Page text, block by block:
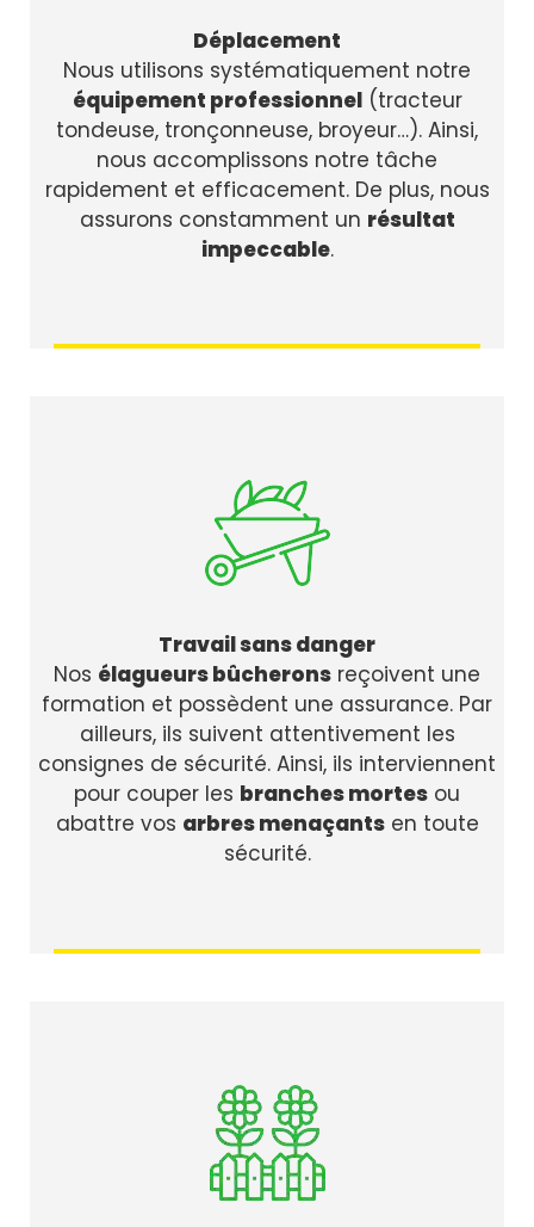
Déplacement
Nous utilisons systématiquement notre
équipement professionnel(tracteur
tondeuse, tronçonneuse, broyeur…). Ainsi,
nous accomplissons notre tâche
rapidement et efficacement. De plus, nous
assurons constamment un résultat
impeccable.
Travail sans danger
Nos élagueurs bûcherons reçoivent une
formation et possèdent une assurance. Par
ailleurs, ils suivent attentivement les
consignes de sécurité. Ainsi, ils interviennent
pour couper les branches mortes ou
abattre vos arbres menaçantsen toute
sécurité.